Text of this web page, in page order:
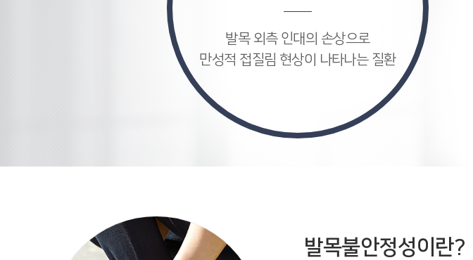
발목 외측 인대의 손상으로
만성적 접질림 현상이 나타나는 질환
발목불안정성이란?